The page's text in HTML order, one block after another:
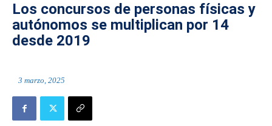
Los concursos de personas físicas y
autónomos se multiplican por 14
desde 2019
3 marzo, 2025